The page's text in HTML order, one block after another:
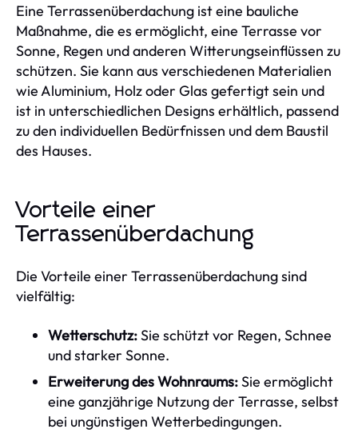
Eine Terrassenüberdachung ist eine bauliche
Maßnahme, die es ermöglicht, eine Terrasse vor
Sonne, Regen und anderen Witterungseinflüssen zu
schützen. Sie kann aus verschiedenen Materialien
wie Aluminium, Holz oder Glas gefertigt sein und
ist in unterschiedlichen Designs erhältlich, passend
zu den individuellen Bedürfnissen und dem Baustil
des Hauses.
Vorteile einer
Terrassenüberdachung
Die Vorteile einer Terrassenüberdachung sind
vielfältig:
Wetterschutz:Sie schützt vor Regen, Schnee
und starker Sonne.
Erweiterung des Wohnraums:Sie ermöglicht
eine ganzjährige Nutzung der Terrasse, selbst
bei ungünstigen Wetterbedingungen.